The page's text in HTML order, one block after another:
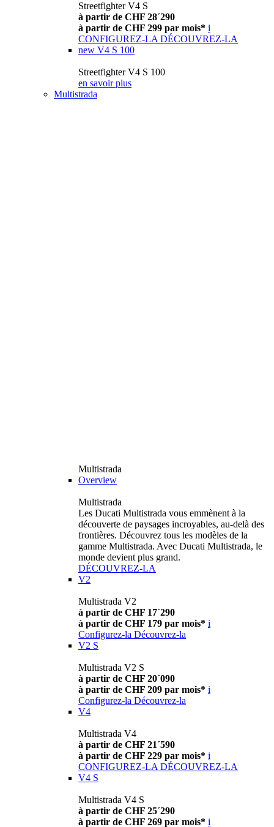
Streetfighter V4 S
à partir de CHF 28´290
à partir de CHF 299 par mois* i
CONFIGUREZ-LA DÉCOUVREZ-LA
new V4 S 100
Streetfighter V4 S 100
en savoir plus
Multistrada
Multistrada
Overview
Multistrada
Les Ducati Multistrada vous emmènent à la
découverte de paysages incroyables, au-delà des
frontières. Découvrez tous les modèles de la
gamme Multistrada. Avec Ducati Multistrada, le
monde devient plus grand.
DÉCOUVREZ-LA
V2
Multistrada V2
à partir de CHF 17´290
à partir de CHF 179 par mois* i
Configurez-la Découvrez-la
V2 S
Multistrada V2 S
à partir de CHF 20´090
à partir de CHF 209 par mois* i
Configurez-la Découvrez-la
V4
Multistrada V4
à partir de CHF 21´590
à partir de CHF 229 par mois* i
CONFIGUREZ-LA DÉCOUVREZ-LA
V4 S
Multistrada V4 S
à partir de CHF 25´290
à partir de CHF 269 par mois* i